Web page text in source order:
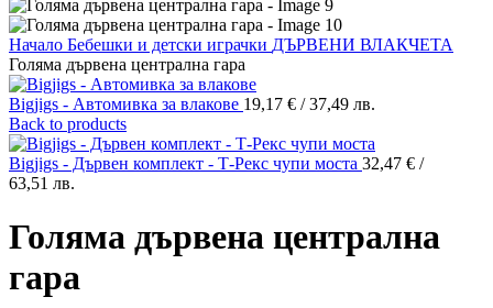
Начало Бебешки и детски играчки ДЪРВЕНИ ВЛАКЧЕТА
Голяма дървена централна гара
Bigjigs - Автомивка за влакове 19,17 € / 37,49 лв.
Back to products
Bigjigs - Дървен комплект - Т-Рекс чупи моста 32,47 € /
63,51 лв.
Голяма дървена централна
гара